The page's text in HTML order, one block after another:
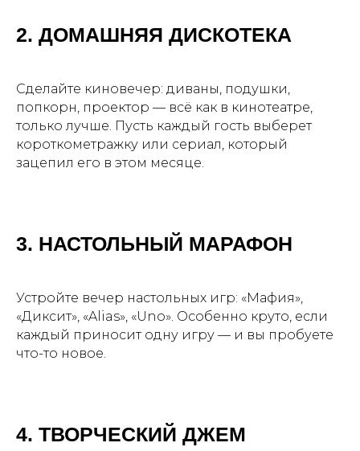
2. ДОМАШНЯЯ ДИСКОТЕКА
Сделайте киновечер: диваны, подушки,
попкорн, проектор — всё как в кинотеатре,
только лучше. Пусть каждый гость выберет
короткометражку или сериал, который
зацепил его в этом месяце.
3. НАСТОЛЬНЫЙ МАРАФОН
Устройте вечер настольных игр: «Мафия»,
«Диксит», «Alias», «Uno». Особенно круто, если
каждый приносит одну игру — и вы пробуете
что-то новое.
4. ТВОРЧЕСКИЙ ДЖЕМ